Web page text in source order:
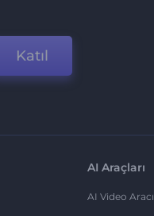
Katıl
AI Araçları
AI Video Aracı